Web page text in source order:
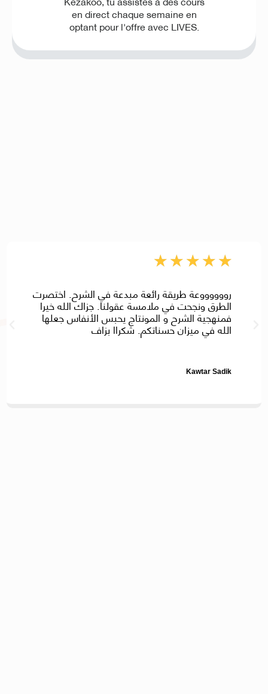
en direct chaque semaine en
optant pour l'offre avec LIVES.
★
★
★
★
★
Kawtar Sadik
رووووووعة طريقة رائعة مبدعة في الشرح. اختصرت
الطرق ونجحت في ملامسة عقولنا. جزاك الله خيرا
فمنهجية الشرح و المونتاج يحبس الأنفاس جعلها
الله في ميزان حسناتكم. شكراا بزاف